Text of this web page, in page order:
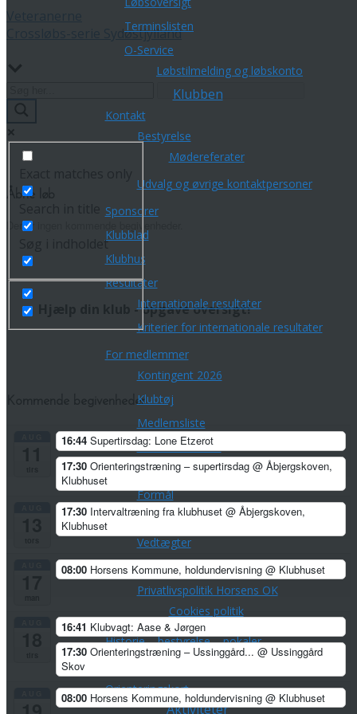
Terminslisten
O-Service
Løbstilmelding og løbskonto
Klubben
Kontakt
Bestyrelse
Mødereferater
Udvalg og øvrige kontaktpersoner
Sponsorer
Klubblad
Klubhus
Resultater
Internationale resultater
Kriterier for internationale resultater
For medlemmer
Kontingent 2026
Klubtøj
Medlemsliste
Medlemsfordele
Formål, visioner, politikker
Formål
Strategi 2024-2028
Vedtægter
Træner- og uddannelsespolitik
Privatlivspolitik Horsens OK
Cookies politik
Historie – bestyrelse – pokaler
Orienteringskort
Aktiviteter
Crossløbs-serie Sydøstjylland
Søg i indholdet
Åbne løb
Der er ingen kommende begivenheder.
Hjælp din klub - opgave oversigt!
Kommende begivenheder
16:44 Supertirsdag: Lone Etzerot
17:30 Orienteringstræning – supertirsdag @ Åbjergskoven,
Klubhuset
17:30 Intervaltræning fra klubhuset @ Åbjergskoven,
Klubhuset
08:00 Horsens Kommune, holdundervisning @ Klubhuset
16:41 Klubvagt: Aase & Jørgen
17:30 Orienteringstræning – Ussinggård... @ Ussinggård
Skov
08:00 Horsens Kommune, holdundervisning @ Klubhuset